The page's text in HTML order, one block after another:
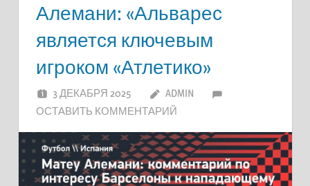
Алемани: «Альварес
является ключевым
игроком «Атлетико»
3 ДЕКАБРЯ 2025
ADMIN
ОСТАВИТЬ КОММЕНТАРИЙ